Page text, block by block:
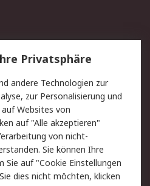
Lieferlösungen
Kontakt
Privatkunden
Datenschutz
Zahlungsbedingungen
Privatsphäre
andere Technologien zur
zur Personalisierung und
Websites von
auf "Alle akzeptieren"
von nicht-
Sie können Ihre
Sie auf "Cookie Einstellungen
dies nicht möchten, klicken